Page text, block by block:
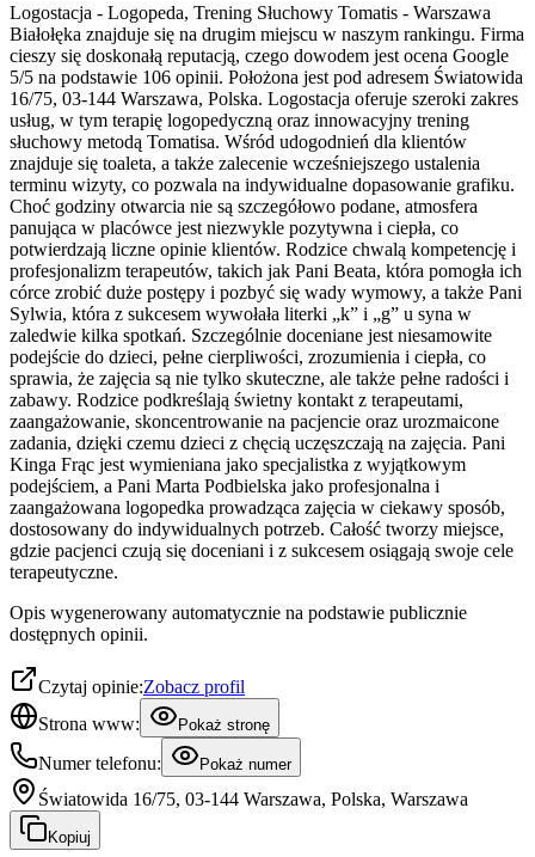
Logostacja - Logopeda, Trening Słuchowy Tomatis - Warszawa
Białołęka znajduje się na drugim miejscu w naszym rankingu. Firma
cieszy się doskonałą reputacją, czego dowodem jest ocena Google
5/5 na podstawie 106 opinii. Położona jest pod adresem Światowida
16/75, 03-144 Warszawa, Polska. Logostacja oferuje szeroki zakres
usług, w tym terapię logopedyczną oraz innowacyjny trening
słuchowy metodą Tomatisa. Wśród udogodnień dla klientów
znajduje się toaleta, a także zalecenie wcześniejszego ustalenia
terminu wizyty, co pozwala na indywidualne dopasowanie grafiku.
Choć godziny otwarcia nie są szczegółowo podane, atmosfera
panująca w placówce jest niezwykle pozytywna i ciepła, co
potwierdzają liczne opinie klientów. Rodzice chwalą kompetencję i
profesjonalizm terapeutów, takich jak Pani Beata, która pomogła ich
córce zrobić duże postępy i pozbyć się wady wymowy, a także Pani
Sylwia, która z sukcesem wywołała literki „k” i „g” u syna w
zaledwie kilka spotkań. Szczególnie doceniane jest niesamowite
podejście do dzieci, pełne cierpliwości, zrozumienia i ciepła, co
sprawia, że zajęcia są nie tylko skuteczne, ale także pełne radości i
zabawy. Rodzice podkreślają świetny kontakt z terapeutami,
zaangażowanie, skoncentrowanie na pacjencie oraz urozmaicone
zadania, dzięki czemu dzieci z chęcią uczęszczają na zajęcia. Pani
Kinga Frąc jest wymieniana jako specjalistka z wyjątkowym
podejściem, a Pani Marta Podbielska jako profesjonalna i
zaangażowana logopedka prowadząca zajęcia w ciekawy sposób,
dostosowany do indywidualnych potrzeb. Całość tworzy miejsce,
gdzie pacjenci czują się doceniani i z sukcesem osiągają swoje cele
terapeutyczne.
Opis wygenerowany automatycznie na podstawie publicznie
dostępnych opinii.
Czytaj opinie:Zobacz profil
Strona www:
Pokaż stronę
Numer telefonu: Pokaż numer
Światowida 16/75, 03-144 Warszawa, Polska, Warszawa
Kopiuj